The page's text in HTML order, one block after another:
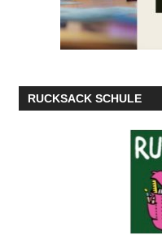
RUCKSACK SCHULE